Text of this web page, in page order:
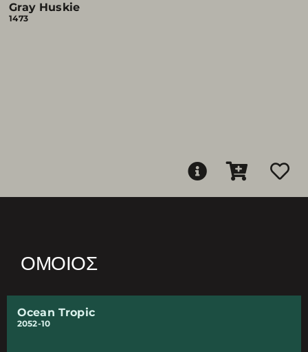
Gray Huskie
1473
ΌΜΟΙΟΣ
Ocean Tropic
2052-10